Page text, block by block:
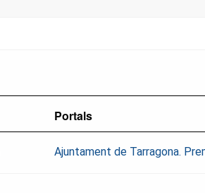
Portals
Ajuntament de Tarragona.